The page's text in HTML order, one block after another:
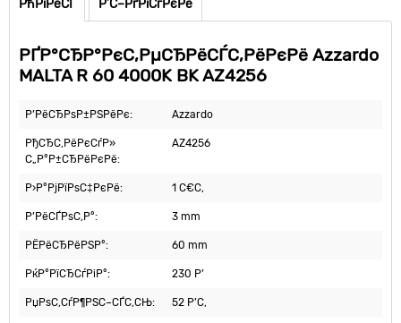
РћРїРёСЃ Р’С–РґРіСѓРєРё
РҐР°СЂР°РєС‚РµСЂРёСЃС‚РёРєРё Azzardo
MALTA R 60 4000K BK AZ4256
Р’РёСЂРѕР±РЅРёРє: Azzardo
РђСЂС‚РёРєСѓР»
С„Р°Р±СЂРёРєРё:
AZ4256
Р›Р°РјРїРѕС‡РєРё: 1 С€С‚
Р’РёСЃРѕС‚Р°: 3 mm
РЁРёСЂРёРЅР°: 60 mm
РќР°РїСЂСѓРіР°: 230 Р’
РџРѕС‚СѓР¶РЅС–СЃС‚СЊ: 52 Р’С‚